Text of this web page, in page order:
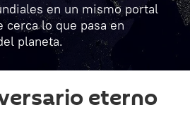
en un mismo portal
lo que pasa en
planeta.
eterno